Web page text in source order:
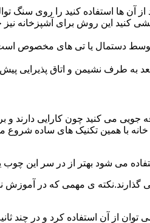
آن ها استفاده کنید را روی
کنید این روش برای آشپزخانه
دستمال یا تی های مخصوص است
طرف نشیمن و اتاق پذیرایی پیش
می کنید چون کارایی دارند و
با همین تکنیک های ساده
ی مهمی که در آموزش
از آن استفاده کرد و در چند